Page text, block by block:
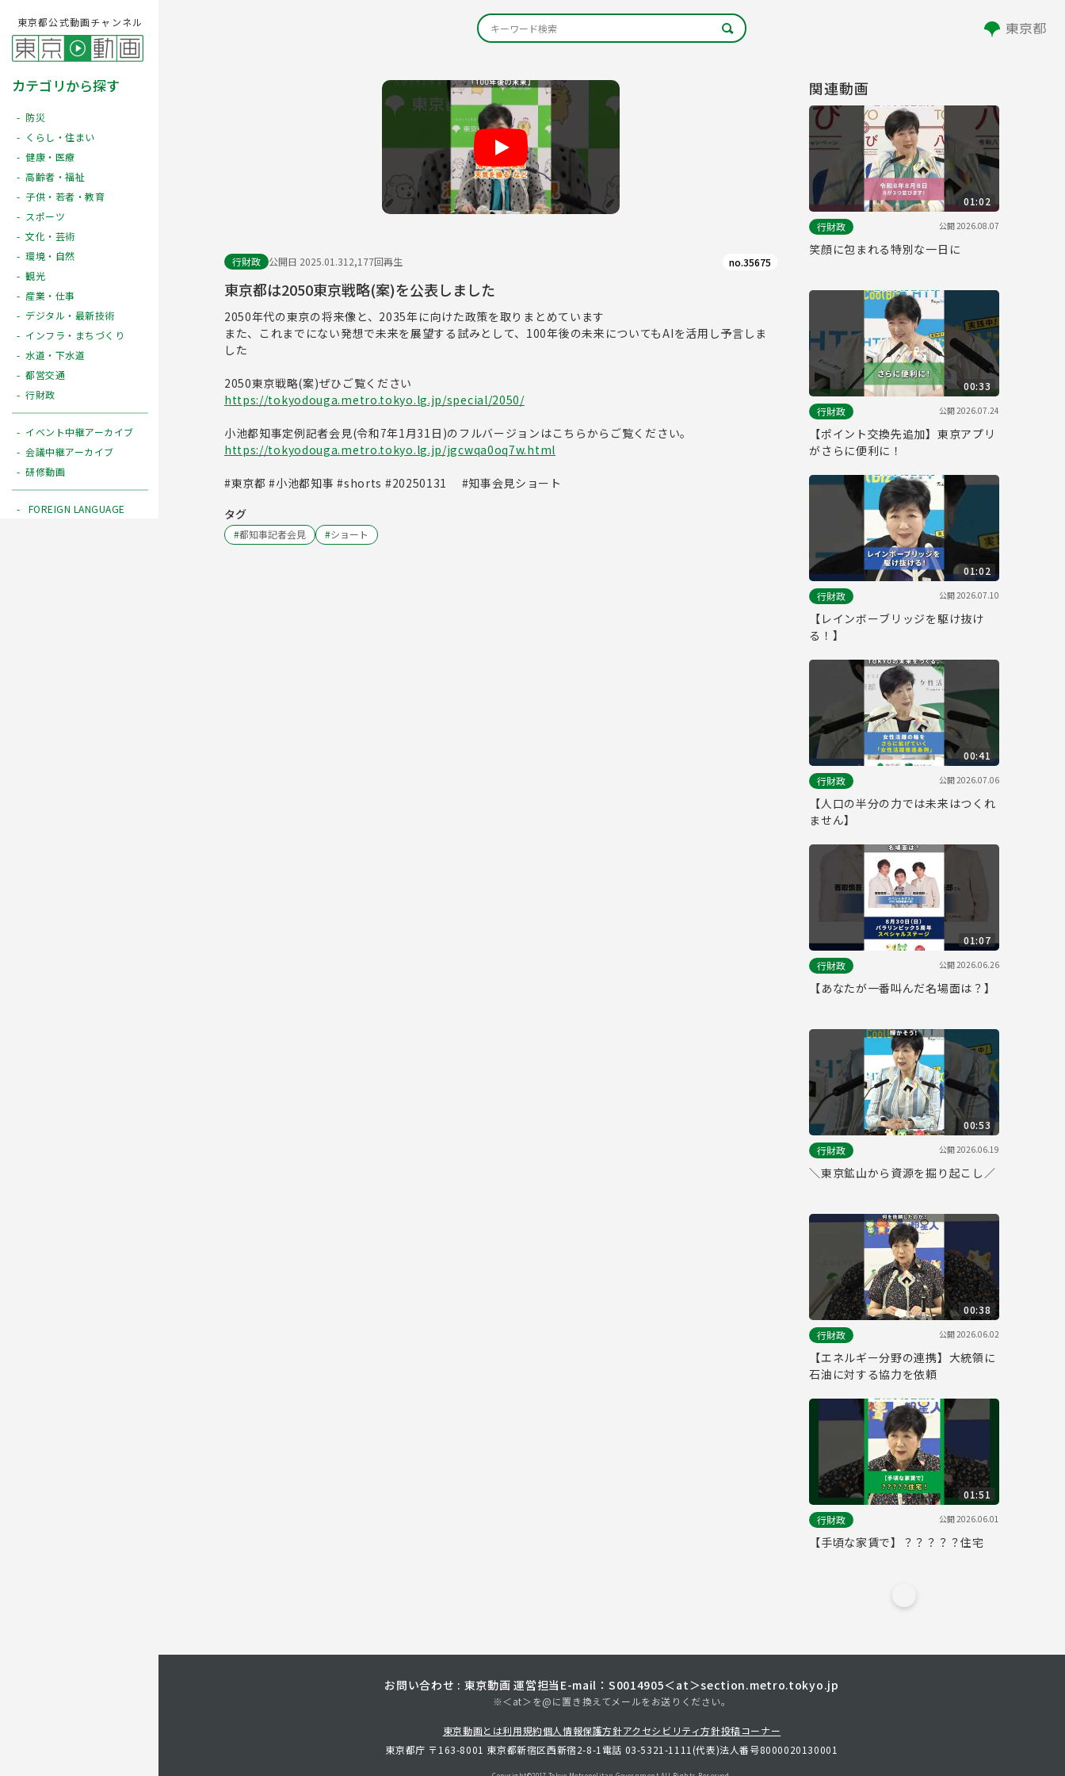
東京都公式動画チャンネル
カテゴリから探す
防災
くらし・住まい
健康・医療
高齢者・福祉
子供・若者・教育
スポーツ
文化・芸術
環境・自然
観光
産業・仕事
デジタル・最新技術
インフラ・まちづくり
水道・下水道
都営交通
行財政
イベント中継アーカイブ
会議中継アーカイブ
研修動画
FOREIGN LANGUAGE
行財政 公開日 2025.01.312,177回再生 no.35675
東京都は2050東京戦略(案)を公表しました
2050年代の東京の将来像と、2035年に向けた政策を取りまとめています
また、これまでにない発想で未来を展望する試みとして、100年後の未来についてもAIを活用し予言しま
した
2050東京戦略(案)ぜひご覧ください
https://tokyodouga.metro.tokyo.lg.jp/special/2050/
小池都知事定例記者会見(令和7年1月31日)のフルバージョンはこちらからご覧ください。
https://tokyodouga.metro.tokyo.lg.jp/jgcwqa0oq7w.html
#東京都 #小池都知事 #shorts #20250131 #知事会見ショート
タグ
#都知事記者会見 #ショート
関連動画
01:02
行財政
公開2026.08.07
笑顔に包まれる特別な一日に
00:33
行財政
公開2026.07.24
【ポイント交換先追加】東京アプリ
がさらに便利に！
01:02
行財政
公開2026.07.10
【レインボーブリッジを駆け抜け
る！】
00:41
行財政
公開2026.07.06
【人口の半分の力では未来はつくれ
ません】
01:07
行財政
公開2026.06.26
【あなたが一番叫んだ名場面は？】
00:53
行財政
公開2026.06.19
＼東京鉱山から資源を掘り起こし／
00:38
行財政
公開2026.06.02
【エネルギー分野の連携】大統領に
石油に対する協力を依頼
01:51
行財政
公開2026.06.01
【手頃な家賃で】？？？？？住宅
お問い合わせ : 東京動画 運営担当 E-mail：S0014905＜at＞section.metro.tokyo.jp
※＜at＞を@に置き換えてメールをお送りください。
東京動画とは利用規約個人情報保護方針アクセシビリティ方針投稿コーナー
東京都庁 〒163-8001 東京都新宿区西新宿2-8-1 電話 03-5321-1111(代表)法人番号8000020130001